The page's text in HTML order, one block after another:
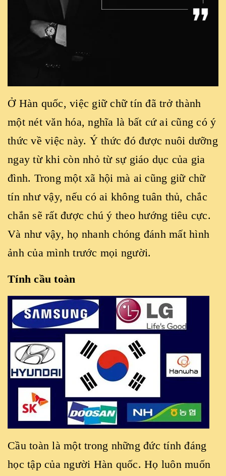
Ở Hàn quốc, việc giữ chữ tín đã trở thành
một nét văn hóa, nghĩa là bất cứ ai cũng có ý
thức về việc này. Ý thức đó được nuôi dưỡng
ngay từ khi còn nhỏ từ sự giáo dục của gia
đình. Trong một xã hội mà ai cũng giữ chữ
tín như vậy, nếu có ai không tuân thủ, chắc
chắn sẽ rất được chú ý theo hướng tiêu cực.
Và như vậy, họ nhanh chóng đánh mất hình
ảnh của mình trước mọi người.
Tính cầu toàn
Cầu toàn là một trong những đức tính đáng
học tập của người Hàn quốc. Họ luôn muốn